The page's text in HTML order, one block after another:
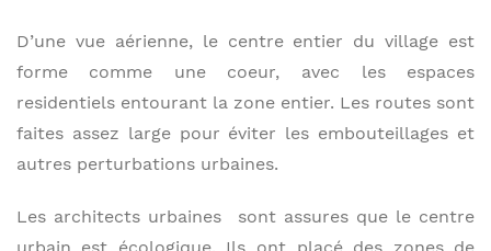
D’une vue aérienne, le centre entier du village est
forme comme une coeur, avec les espaces
residentiels entourant la zone entier. Les routes sont
faites assez large pour éviter les embouteillages et
autres perturbations urbaines.
Les architects urbaines sont assures que le centre
urbain est écologique. Ils ont placé des zones de